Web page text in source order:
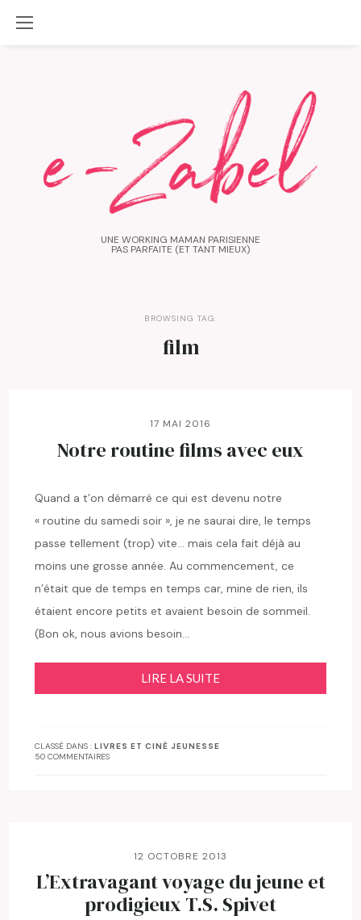
UNE WORKING MAMAN PARISIENNE
PAS PARFAITE (ET TANT MIEUX)
BROWSING TAG:
film
17 MAI 2016
Notre routine films avec eux
Quand a t’on démarré ce qui est devenu notre
« routine du samedi soir », je ne saurai dire, le temps
passe tellement (trop) vite… mais cela fait déjà au
moins une grosse année. Au commencement, ce
n’était que de temps en temps car, mine de rien, ils
étaient encore petits et avaient besoin de sommeil.
(Bon ok, nous avions besoin…
LIRE LA SUITE
CLASSÉ DANS :LIVRES ET CINÉ JEUNESSE
50 COMMENTAIRES
12 OCTOBRE 2013
L’Extravagant voyage du jeune et
prodigieux T.S. Spivet